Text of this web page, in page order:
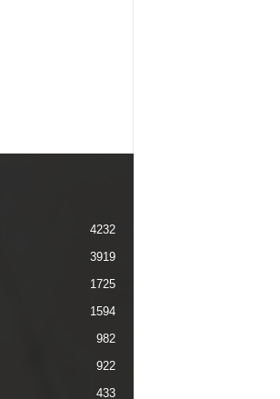
4232
3919
1725
1594
982
922
433